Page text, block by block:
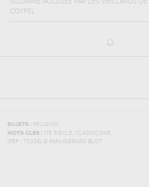
SUZANNE ACCUSÉE PAR LES VIEILLARDS DE
COYPEL
SUJETS : RELIGION
MOTS-CLÉS :
17E SIÈCLE, CLASSICISME
(REF : 75326) © RMN /GÉRARD BLOT